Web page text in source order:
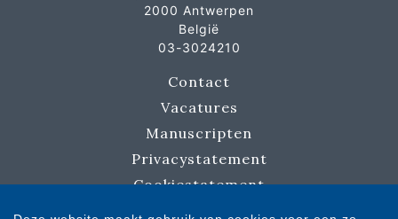
2000 Antwerpen
België
03-3024210
Contact
Vacatures
Manuscripten
Privacystatement
Cookiestatement
Cookie-instellingen